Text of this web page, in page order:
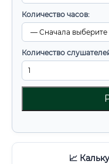
Количество часов:
Количество
📈